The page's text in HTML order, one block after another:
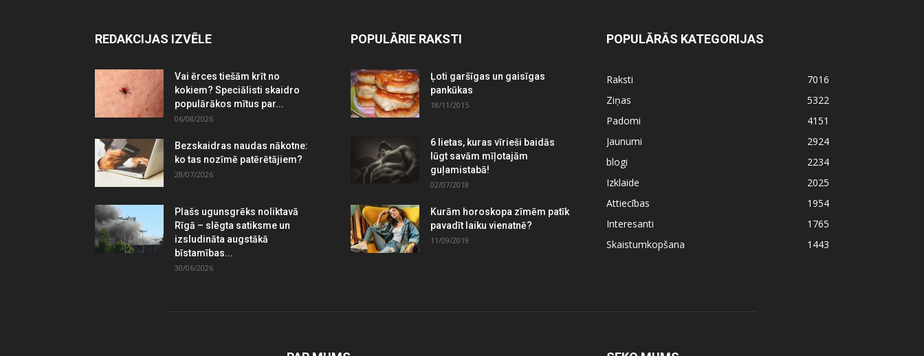
REDAKCIJAS IZVĒLE
Vai ērces tiešām krīt no
kokiem? Speciālisti skaidro
populārākos mītus par...
06/08/2026
Bezskaidras naudas nākotne:
ko tas nozīmē patērētājiem?
28/07/2026
Plašs ugunsgrēks noliktavā
Rīgā – slēgta satiksme un
izsludināta augstākā
bīstamības...
30/06/2026
POPULĀRIE RAKSTI
Ļoti garšīgas un gaisīgas
pankūkas
18/11/2015
6 lietas, kuras vīrieši baidās
lūgt savām mīļotajām
guļamistabā!
02/07/2018
Kurām horoskopa zīmēm patīk
pavadīt laiku vienatnē?
11/09/2019
POPULĀRĀS KATEGORIJAS
Raksti
7016
Ziņas
5322
Padomi
4151
Jaunumi
2924
blogi
2234
Izklaide
2025
Attiecības
1954
Interesanti
1765
Skaistumkopšana
1443